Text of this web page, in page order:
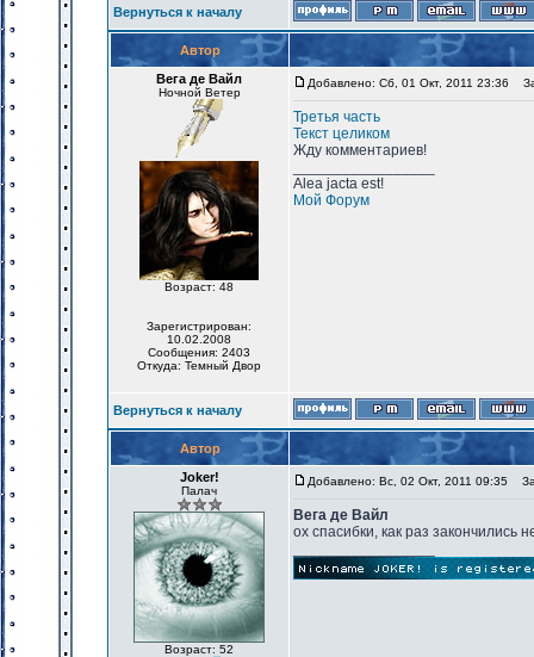
Вернуться к началу
Автор
Вега де Вайл
Ночной Ветер
Возраст: 48
Зарегистрирован:
10.02.2008
Сообщения: 2403
Откуда: Темный Двор
Добавлено: Сб, 01 Окт, 2011 23:36
Третья часть
Текст целиком
Жду комментариев!
Alea jacta est!
Мой Форум
Вернуться к началу
Автор
Joker!
Палач
Возраст: 52
Добавлено: Вс, 02 Окт, 2011 09:35
Вега де Вайл
ох спасибки, как раз закончились